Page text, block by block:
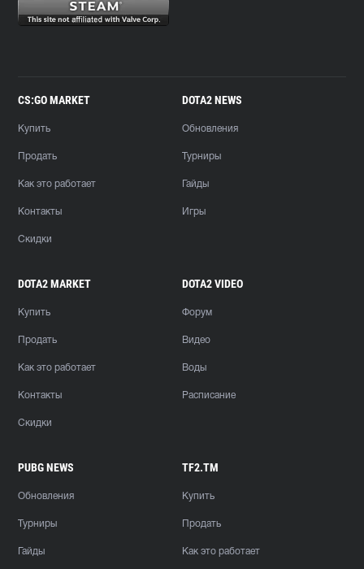
CS:GO MARKET
Купить
Продать
Как это работает
Контакты
Скидки
DOTA2 NEWS
Обновления
Турниры
Гайды
Игры
DOTA2 MARKET
Купить
Продать
Как это работает
Контакты
Скидки
DOTA2 VIDEO
Форум
Видео
Воды
Расписание
PUBG NEWS
Обновления
Турниры
Гайды
TF2.TM
Купить
Продать
Как это работает